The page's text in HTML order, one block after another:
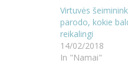
Virtuvės
parodo, kokie
reikalingi
14/02/2018
In "Namai"